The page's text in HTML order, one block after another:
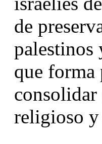
de
palestinos
que forma
religioso